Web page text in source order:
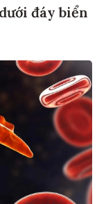
đáy biển